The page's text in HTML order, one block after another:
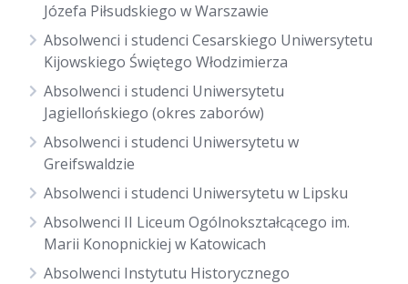
Józefa Piłsudskiego w Warszawie
Absolwenci i studenci Cesarskiego Uniwersytetu
Kijowskiego Świętego Włodzimierza
Absolwenci i studenci Uniwersytetu
Jagiellońskiego (okres zaborów)
Absolwenci i studenci Uniwersytetu w
Greifswaldzie
Absolwenci i studenci Uniwersytetu w Lipsku
Absolwenci II Liceum Ogólnokształcącego im.
Marii Konopnickiej w Katowicach
Absolwenci Instytutu Historycznego